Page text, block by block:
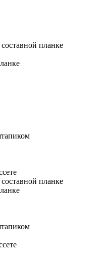
планке
планке